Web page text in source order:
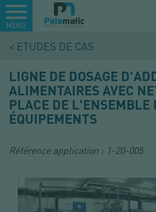
principal
MENU
ETUDES DE CAS
LIGNE DE DOSAGE
ALIMENTAIRES AVEC
PLACE DE L'ENSEMBLE
ÉQUIPEMENTS
Référence application : 1-20-005